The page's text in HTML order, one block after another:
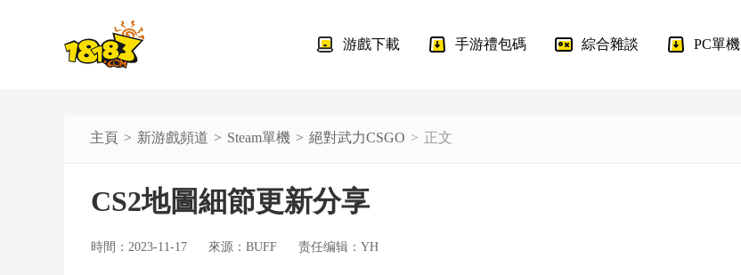
游戲下載 手游禮包碼 綜合雜談 PC單機
主頁 新游戲頻道 Steam單機 絕對武力CSGO 正文
CS2地圖細節更新分享
時間：2023-11-17 來源：BUFF 责任编辑：YH